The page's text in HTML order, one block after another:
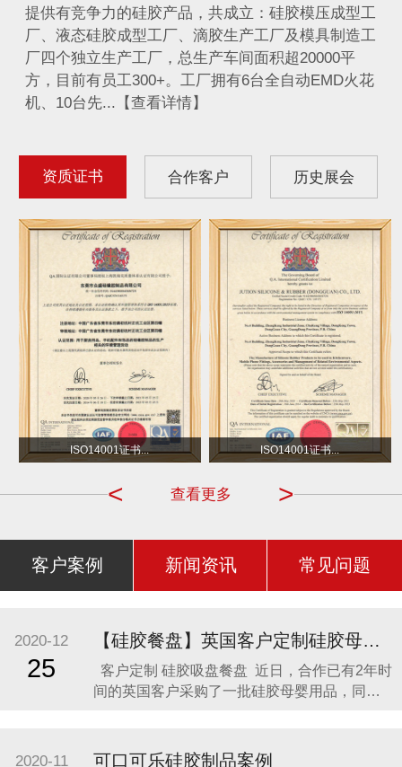
提供有竞争力的硅胶产品，共成立：硅胶模压成型工
厂、液态硅胶成型工厂、滴胶生产工厂及模具制造工
厂四个独立生产工厂，总生产车间面积超20000平
方，目前有员工300+。工厂拥有6台全自动EMD火花
机、10台先...【查看详情】
资质证书 合作客户 历史展会
ISO14001证书... ISO14001证书...
>
查看更多
<
沃尔玛 小不点 DOT
客户案例 新闻资讯 常见问题
2020-12
25
【硅胶餐盘】英国客户定制硅胶母婴用品 硅胶吸盘餐盘
客户定制 硅胶吸盘餐盘 近日，合作已有2年时
间的英国客户采购了一批硅胶母婴用品，同时
价格最合理，服务最贴心，正如两年来多次合
2020-11 可口可乐硅胶制品案例